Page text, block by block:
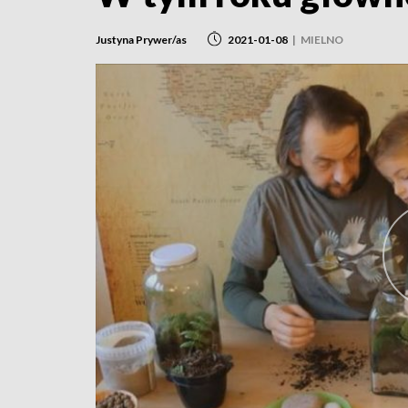
Justyna Prywer/as 2021-01-08 | MIELNO